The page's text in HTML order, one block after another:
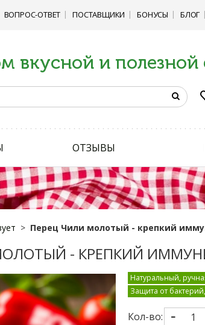
ВОПРОС-ОТВЕТ ПОСТАВЩИКИ БОНУСЫ БЛОГ
вкусной и полезной
ОТЗЫВЫ
Перец Чили молотый - крепкий
- КРЕПКИЙ
Натуральный,
Защита от
Кол-во: